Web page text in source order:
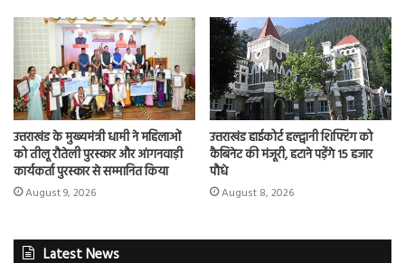
उत्तराखंड के मुख्यमंत्री धामी ने महिलाओं
को तीलू रौतेली पुरस्कार और आंगनवाड़ी
कार्यकर्ता पुरस्कार से सम्मानित किया
August 9, 2026
उत्तराखंड हाईकोर्ट हल्द्वानी शिफ्टिंग को
कैबिनेट की मंजूरी, हटाने पड़ेंगे 15 हजार
पौधे
August 8, 2026
Latest News